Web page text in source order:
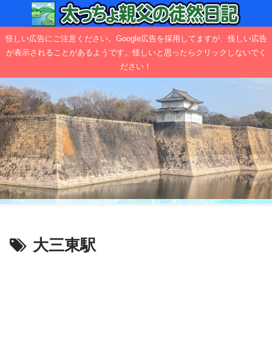
怪しい広告にご注意ください。Google広告を採用してますが、怪しい広告
が表示されることがあるようです。怪しいと思ったらクリックしないでく
ださい！
大三東駅